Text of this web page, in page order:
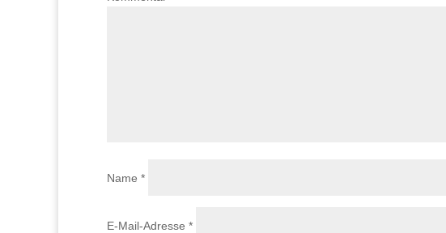
Name *
E-Mail-Adresse *